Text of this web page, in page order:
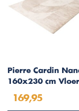
Pierre Cardin
160x230 cm
169,95